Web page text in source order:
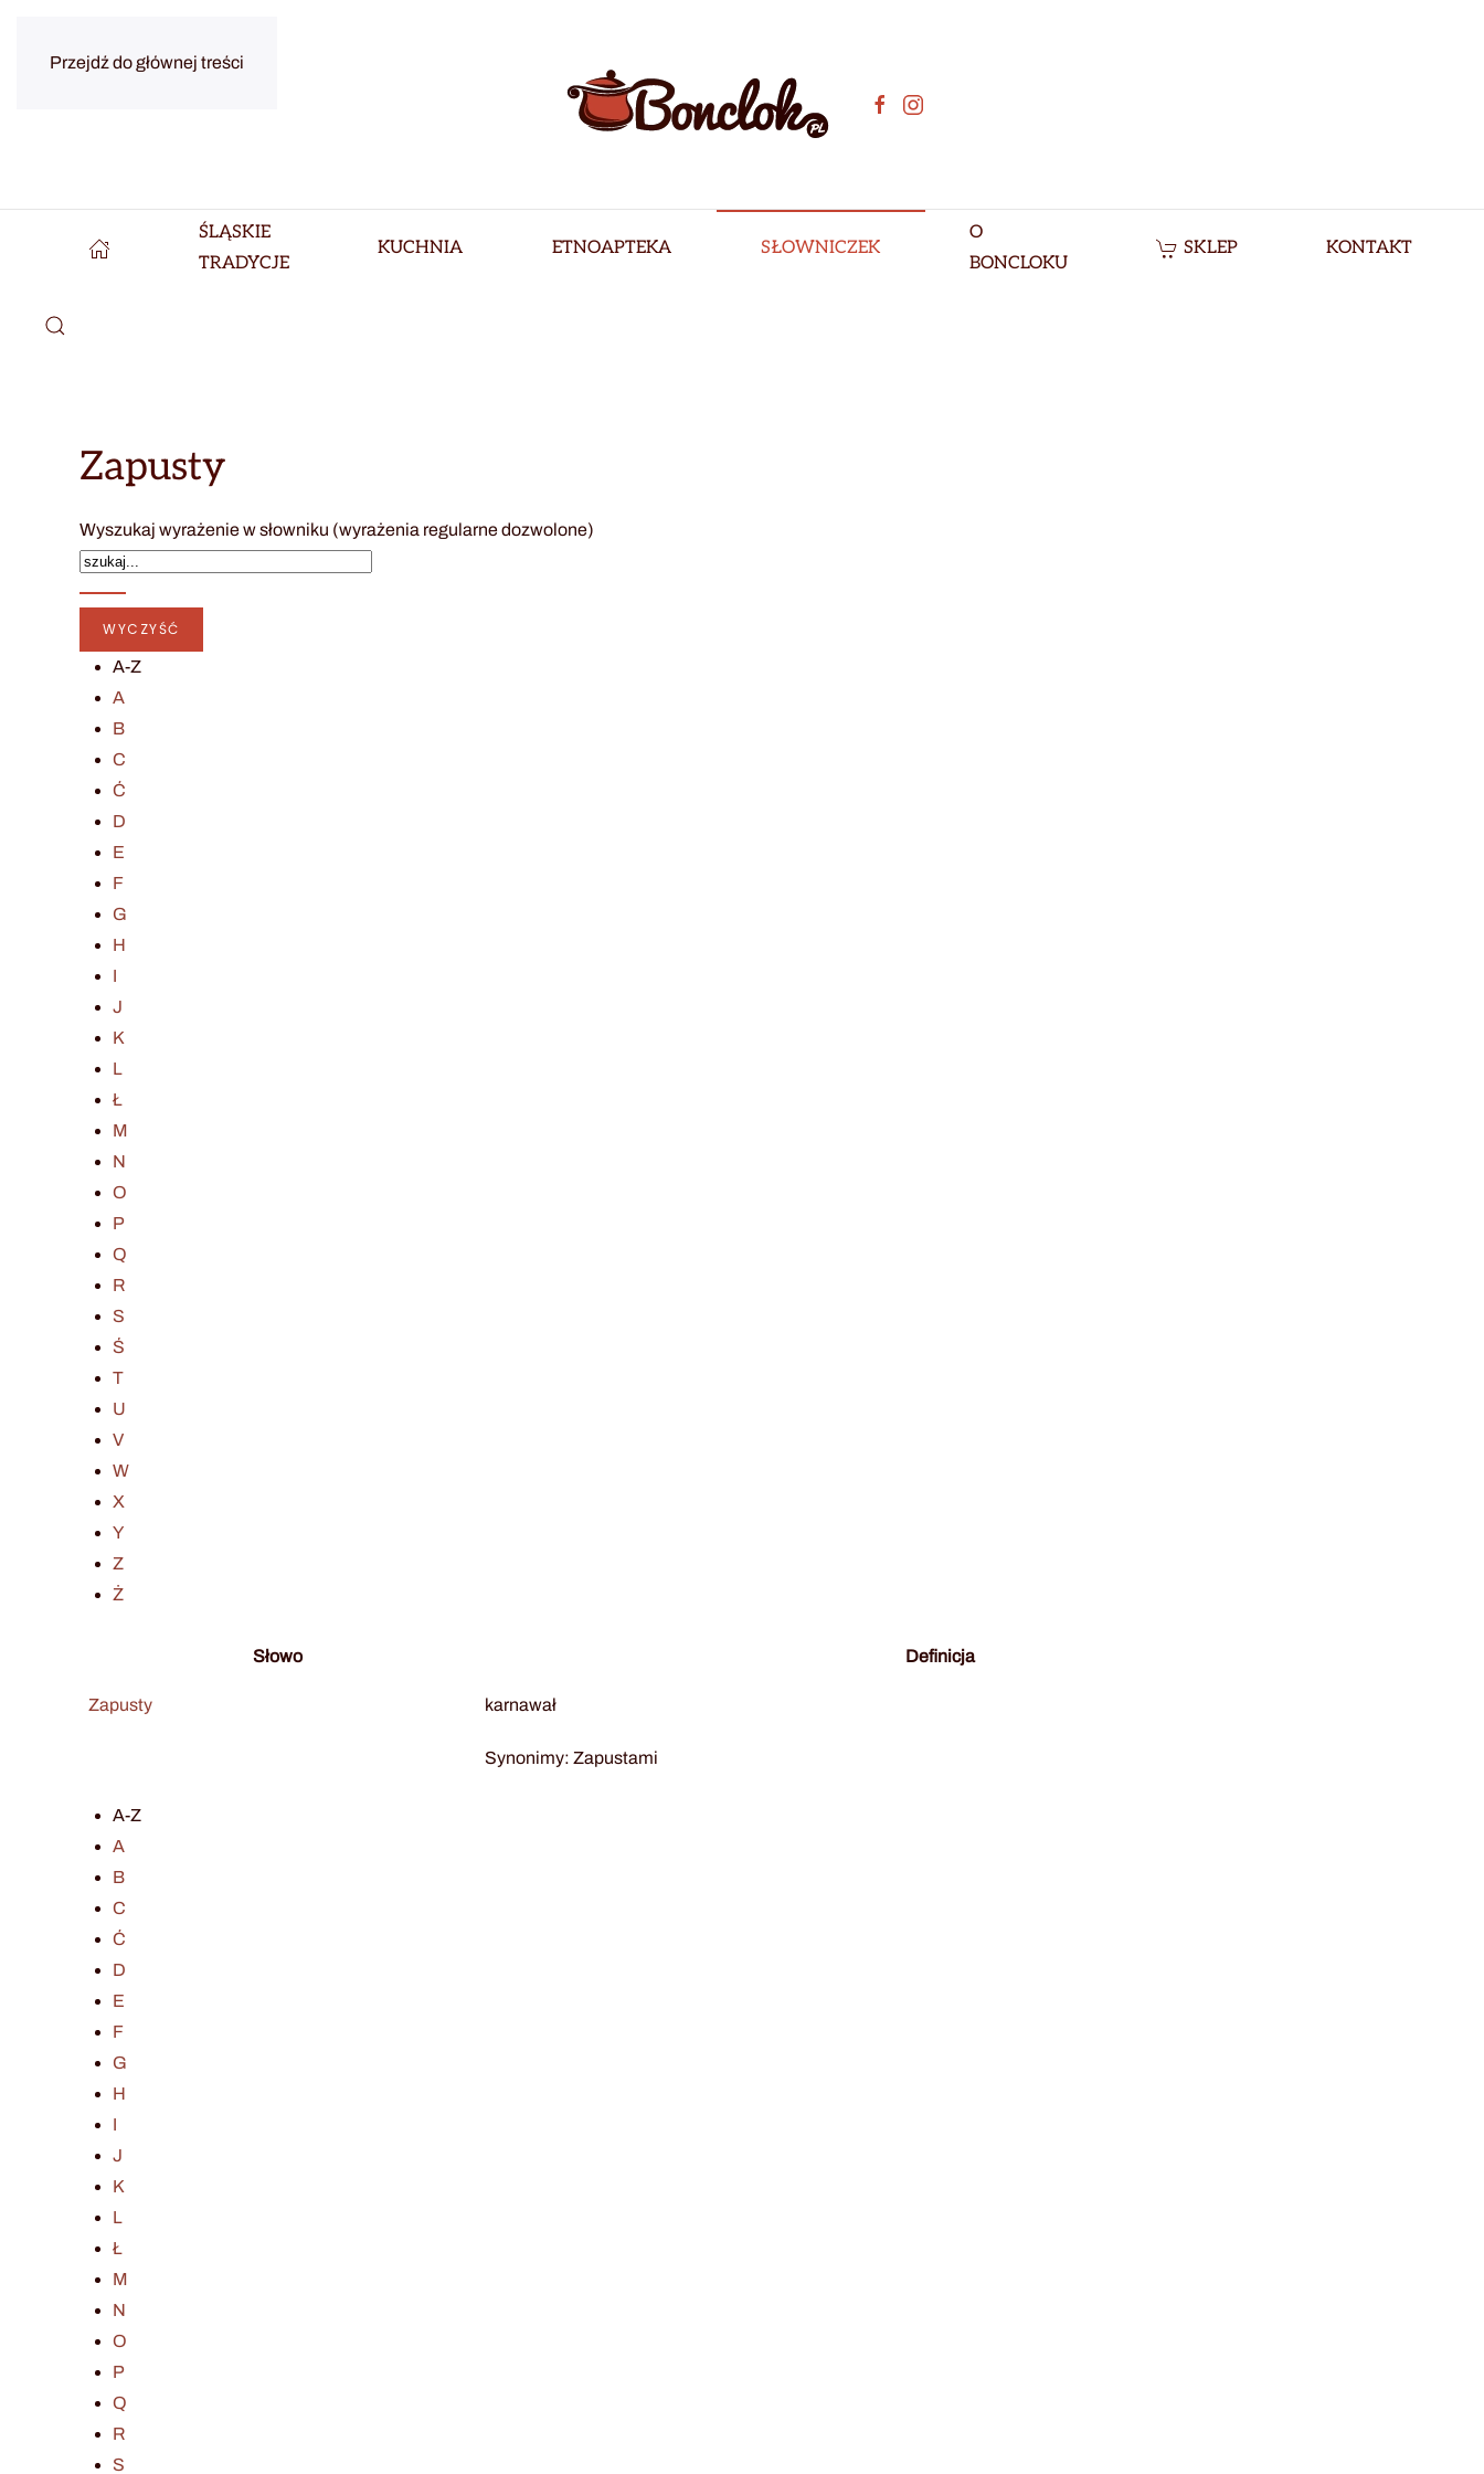
Przejdź do głównej treści
ŚLĄSKIE
TRADYCJE
KUCHNIA ETNOAPTEKA SŁOWNICZEK
O
BONCLOKU
SKLEP KONTAKT
Zapusty
Wyszukaj wyrażenie w słowniku (wyrażenia regularne dozwolone)
A-Z
A
B
C
Ć
D
E
F
G
H
I
J
K
L
Ł
M
N
O
P
Q
R
S
Ś
T
U
V
W
X
Y
Z
Ż
Słowo Definicja
Zapusty karnawał
Synonimy: Zapustami
A-Z
A
B
C
Ć
D
E
F
G
H
I
J
K
L
Ł
M
N
O
P
Q
R
S